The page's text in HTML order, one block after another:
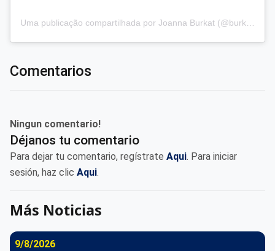
Comentarios
Ningun comentario!
Déjanos tu comentario
Para dejar tu comentario, regístrate Aqui. Para iniciar
sesión, haz clic Aqui.
Más Noticias
9/8/2026